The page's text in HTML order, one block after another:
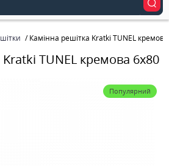
Камінна решітка Kratki TUNEL
TUNEL кремова 6x80
Популярний